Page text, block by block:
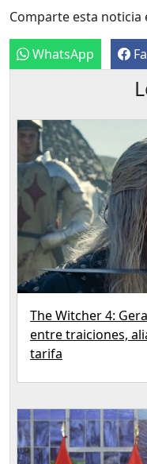
Comparte esta noticia
WhatsApp
The Witcher 4:
entre traiciones,
tarifa